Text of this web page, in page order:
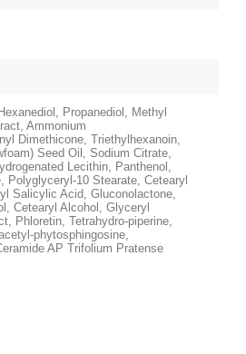
Propanediol, Methyl
Ammonium
Dimethicone, Triethylhexanoin,
Seed Oil, Sodium Citrate,
Lecithin, Panthenol,
Polyglyceryl-10 Stearate, Cetearyl
Salicylic Acid, Gluconolactone,
Cetearyl Alcohol, Glyceryl
Phloretin, Tetrahydro-piperine,
phytosphingosine,
AP Trifolium Pratense